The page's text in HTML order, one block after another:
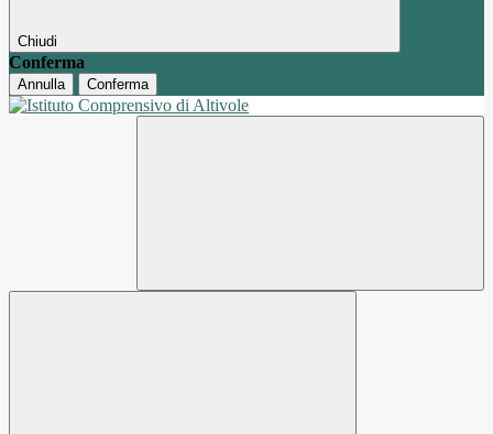
Chiudi
Conferma
Annulla Conferma